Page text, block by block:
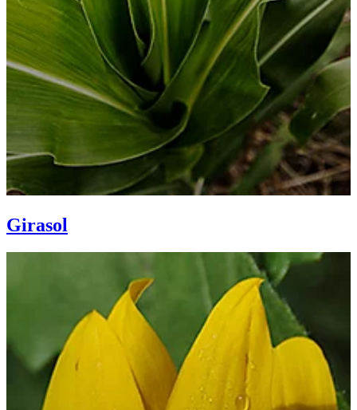
Girasol